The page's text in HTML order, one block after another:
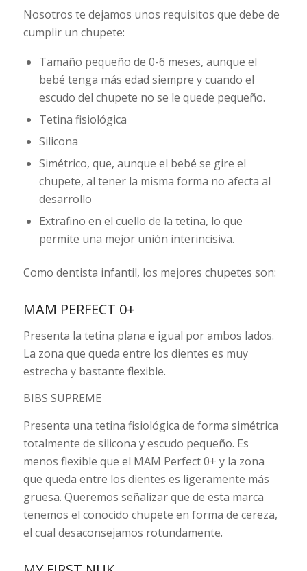
Nosotros te dejamos unos requisitos que debe de
cumplir un chupete:
Tamaño pequeño de 0-6 meses, aunque el
bebé tenga más edad siempre y cuando el
escudo del chupete no se le quede pequeño.
Tetina fisiológica
Silicona
Simétrico, que, aunque el bebé se gire el
chupete, al tener la misma forma no afecta al
desarrollo
Extrafino en el cuello de la tetina, lo que
permite una mejor unión interincisiva.
Como dentista infantil, los mejores chupetes son:
MAM PERFECT 0+
Presenta la tetina plana e igual por ambos lados.
La zona que queda entre los dientes es muy
estrecha y bastante flexible.
BIBS SUPREME
Presenta una tetina fisiológica de forma simétrica
totalmente de silicona y escudo pequeño. Es
menos flexible que el MAM Perfect 0+ y la zona
que queda entre los dientes es ligeramente más
gruesa. Queremos señalizar que de esta marca
tenemos el conocido chupete en forma de cereza,
el cual desaconsejamos rotundamente.